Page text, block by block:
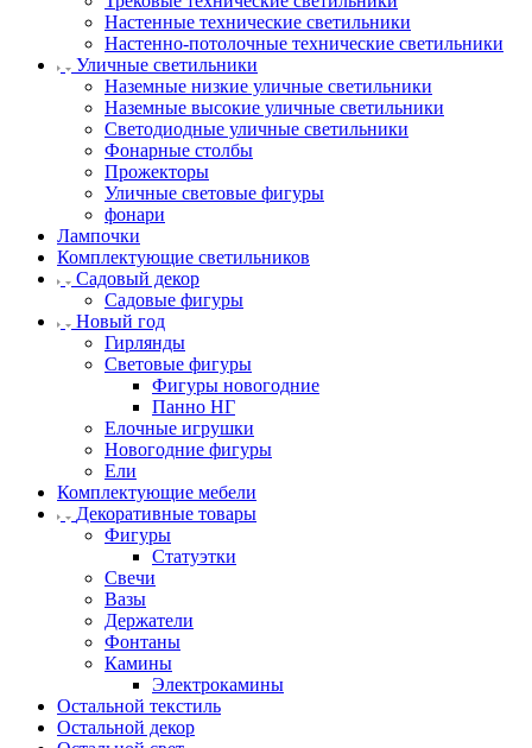
Настенные технические светильники
Настенно-потолочные технические светильники
Уличные светильники
Наземные низкие уличные светильники
Наземные высокие уличные светильники
Светодиодные уличные светильники
Фонарные столбы
Прожекторы
Уличные световые фигуры
фонари
Лампочки
Комплектующие светильников
Садовый декор
Садовые фигуры
Новый год
Гирлянды
Световые фигуры
Фигуры новогодние
Панно НГ
Елочные игрушки
Новогодние фигуры
Ели
Комплектующие мебели
Декоративные товары
Фигуры
Статуэтки
Свечи
Вазы
Держатели
Фонтаны
Камины
Электрокамины
Остальной текстиль
Остальной декор